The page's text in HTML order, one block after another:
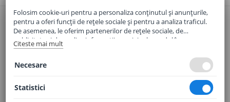
Email:office@elaptepraf.ro
Telefon:0745-964-449
Adresa:Sos. Borsului, Nr. 20, Oradea, Jud. Bihor
Folosim cookie-uri pentru a personaliza conținutul și anunțurile,
pentru a oferi funcții de rețele sociale și pentru a analiza traficul.
De asemenea, le oferim partenerilor de rețele sociale, de
publicitate și de analize informații cu privire la modul în care
folosiți site-ul nostru. Aceștia le pot combina cu alte informații
Citeste mai mult
Necesare
Statistici